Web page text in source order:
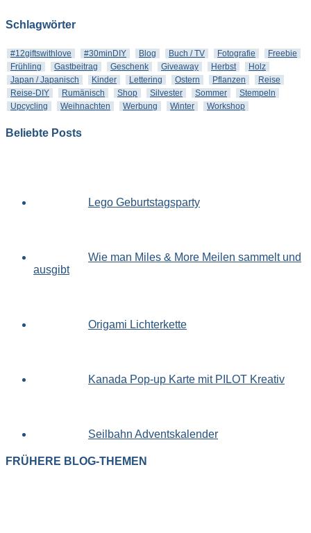
Schlagwörter
#12giftswithlove #30minDIY Blog Buch / TV Fotografie
Freebie
Frühling
Gastbeitrag Geschenk Giveaway Herbst
Holz
Japan / Japanisch
Kinder Lettering Ostern Pflanzen
Reise
Reise-DIY
Rumänisch Shop Silvester Sommer
Stempeln
Upcycling
Weihnachten Werbung Winter Workshop
Beliebte Posts
Lego Geburtstagsparty
Wie man Miles & More Meilen sammelt und
ausgibt
Origami Lichterkette
Kanada Pop-up Karte mit PILOT Kreativ
Seilbahn Adventskalender
FRÜHERE BLOG-THEMEN